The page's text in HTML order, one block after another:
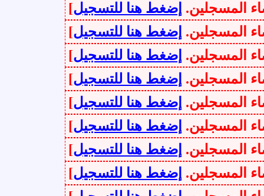
إضغط هنا للتسجيل]
إضغط هنا للتسجيل]
إضغط هنا للتسجيل]
إضغط هنا للتسجيل]
إضغط هنا للتسجيل]
إضغط هنا للتسجيل]
إضغط هنا للتسجيل]
إضغط هنا للتسجيل]